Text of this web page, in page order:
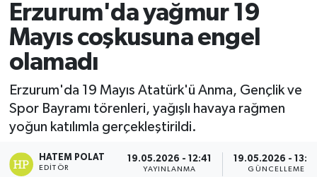
Erzurum'da yağmur 19
Mayıs coşkusuna engel
olamadı
Erzurum'da 19 Mayıs Atatürk'ü Anma, Gençlik ve
Spor Bayramı törenleri, yağışlı havaya rağmen
yoğun katılımla gerçekleştirildi.
HATEM POLAT
EDITÖR
19.05.2026 - 12:41
YAYINLANMA
19.05.2026 -
GÜNCELLEME
Son Dakika Haberleri
Haber Arşivi